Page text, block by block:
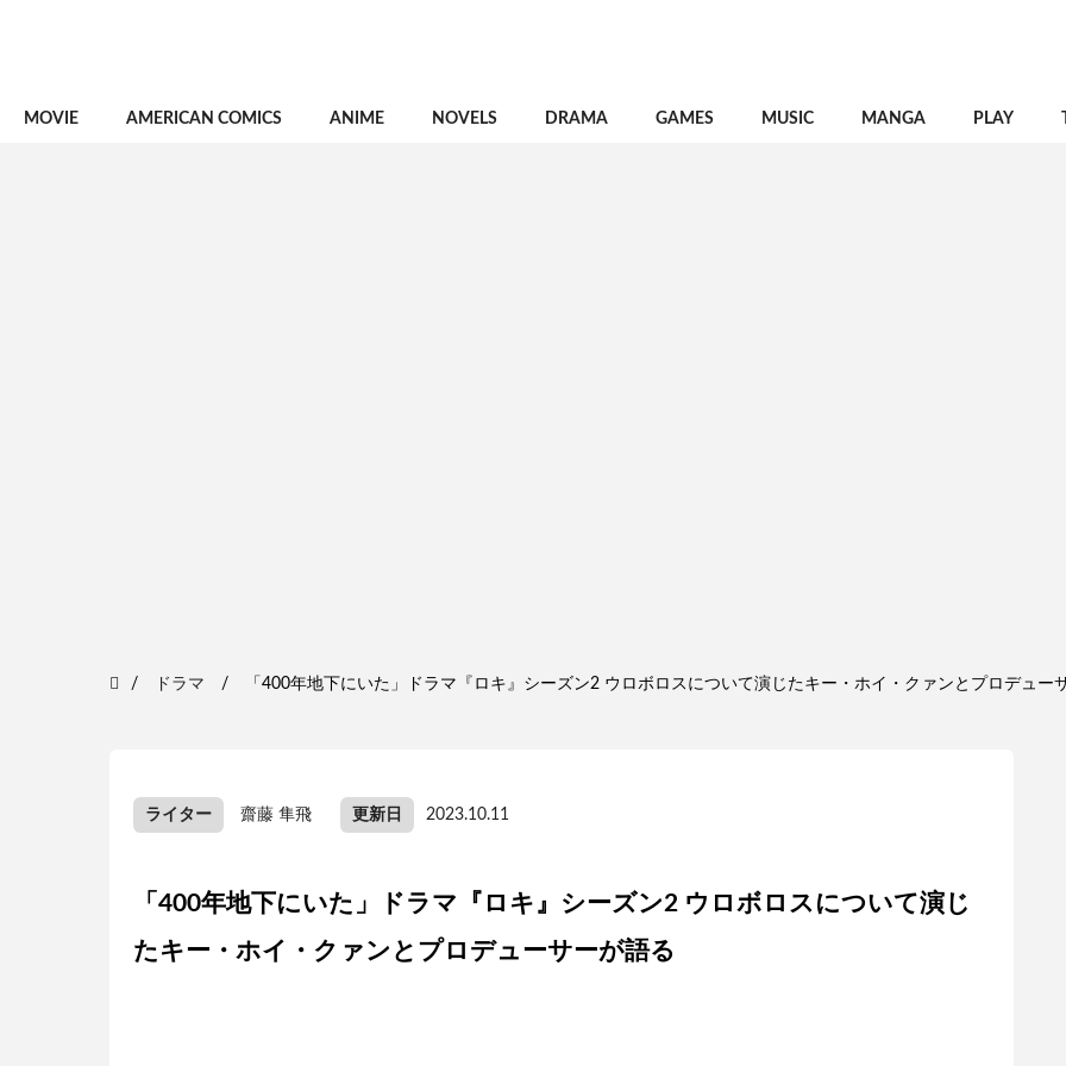
MOVIE AMERICAN COMICS ANIME NOVELS DRAMA GAMES MUSIC MANGA PLAY
ドラマ 「400年地下にいた」ドラマ『ロキ』シーズン2 ウロボロスについて演じたキー・ホイ・クァンとプロデュー
ライター 齋藤 隼飛 更新日 2023.10.11
「400年地下にいた」ドラマ『ロキ』シーズン2 ウロボロスについて演じ
たキー・ホイ・クァンとプロデューサーが語る